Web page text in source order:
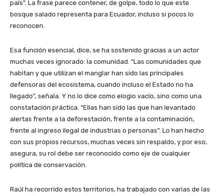
país”. La frase parece contener, de golpe, todo lo que este
bosque salado representa para Ecuador, incluso si pocos lo
reconocen.
Esa función esencial, dice, se ha sostenido gracias a un actor
muchas veces ignorado: la comunidad. “Las comunidades que
habitan y que utilizan el manglar han sido las principales
defensoras del ecosistema, cuando incluso el Estado no ha
llegado”, señala. Y no lo dice como elogio vacío, sino como una
constatación práctica. “Ellas han sido las que han levantado
alertas frente a la deforestación, frente a la contaminación,
frente al ingreso ilegal de industrias o personas”. Lo han hecho
con sus propios recursos, muchas veces sin respaldo, y por eso,
asegura, su rol debe ser reconocido como eje de cualquier
política de conservación.
Raúl ha recorrido estos territorios, ha trabajado con varias de las